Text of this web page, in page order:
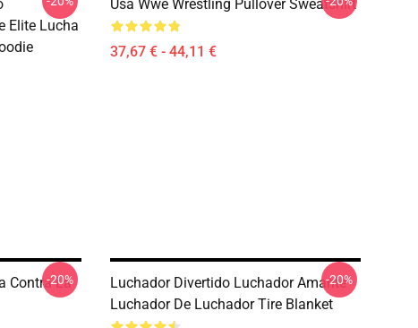
Elite Lucha
Usa Wwe Wrestling Pullover Sweatshirt
37,67 € - 44,11 €
Contra La
-20%
Luchador Divertido Luchador Amante
Luchador De Luchador Tire Blanket
-20%